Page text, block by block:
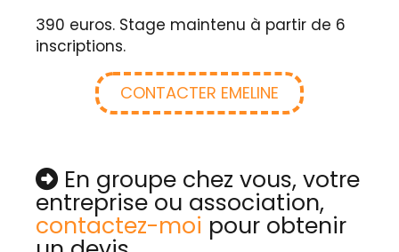
390 euros. Stage maintenu à partir de 6
inscriptions.
CONTACTER EMELINE
 En groupe chez vous, votre
entreprise ou association,
contactez-moi pour obtenir